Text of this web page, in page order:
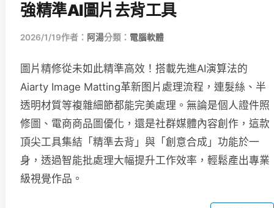
強精準AI圖片去背工具
2026/1/19作者： 阿湯分類： 電腦軟體
圖片精修從未如此精準高效！搭載先進AI演算法的
Aiarty Image Matting革新图片處理流程，連髮絲、半
透明材質等複雜細節都能完美處理。無論是個人證件照
修圖、電商商品圖優化，還是社群媒體內容創作，這款
頂尖工具集結「精準去背」與「創意合成」功能於一
身，透過智能批處理大幅提升工作效率，輕鬆產出專業
級視覺作品。